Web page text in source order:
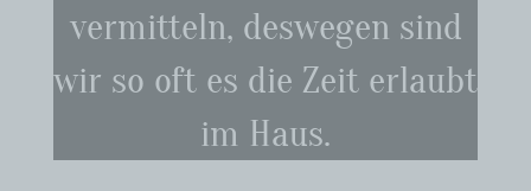
vermitteln, deswegen sind
wir so oft es die Zeit erlaubt
im Haus.